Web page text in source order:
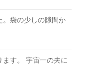
。袋の少しの隙間か
す。 宇宙一の夫に